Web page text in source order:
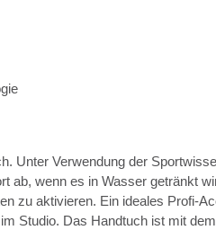
Unter Verwendung der
ab, wenn es in Wasser getränkt
zu aktivieren. Ein ideales Profi-
Studio. Das Handtuch ist mit